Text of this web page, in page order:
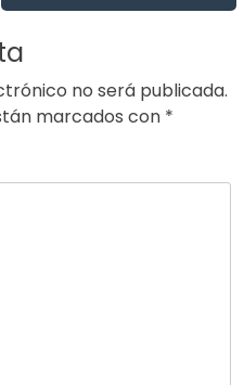
no será publicada.
marcados con *